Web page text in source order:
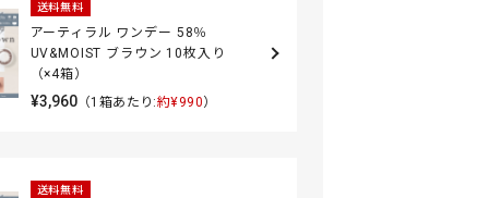
送料無料
アーティラル ワンデー 58％
UV&MOIST ブラウン 10枚入り
（×4箱）
¥3,960（1箱あたり:約¥990）
送料無料